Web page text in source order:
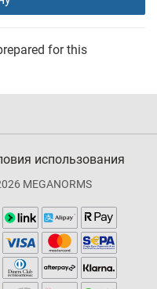
for this
использования
MEGANORMS